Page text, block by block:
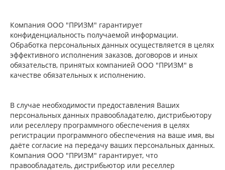
Компания ООО "ПРИЗМ" гарантирует
конфиденциальность получаемой информации.
Обработка персональных данных осуществляется в целях
эффективного исполнения заказов, договоров и иных
обязательств, принятых компанией ООО "ПРИЗМ" в
качестве обязательных к исполнению.
В случае необходимости предоставления Ваших
персональных данных правообладателю, дистрибьютору
или реселлеру программного обеспечения в целях
регистрации программного обеспечения на ваше имя, вы
даёте согласие на передачу ваших персональных данных.
Компания ООО "ПРИЗМ" гарантирует, что
правообладатель, дистрибьютор или реселлер